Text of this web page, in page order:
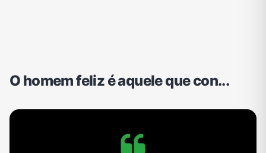
O homem feliz é aquele que con...